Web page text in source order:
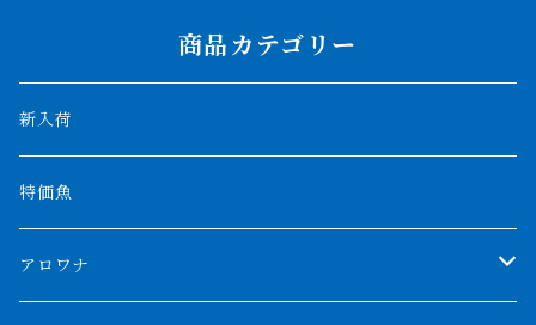
商品カテゴリー
新入荷
特価魚
アロワナ